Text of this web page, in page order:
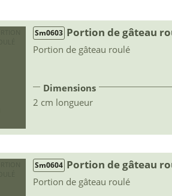
Sm0603 Portion de gâteau
Portion de gâteau roulé
Dimensions
2 cm longueur
Sm0604 Portion de gâteau
Portion de gâteau roulé